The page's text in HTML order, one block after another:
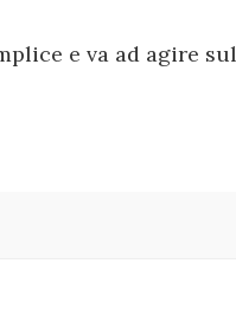
e va ad agire sul